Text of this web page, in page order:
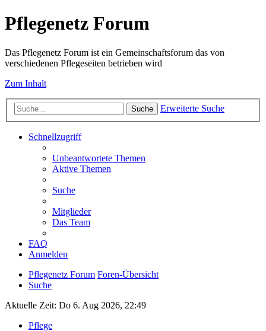
Pflegenetz Forum
Das Pflegenetz Forum ist ein Gemeinschaftsforum das von
verschiedenen Pflegeseiten betrieben wird
Zum Inhalt
Suche Erweiterte Suche
Schnellzugriff
Unbeantwortete Themen
Aktive Themen
Suche
Mitglieder
Das Team
FAQ
Anmelden
Pflegenetz Forum Foren-Übersicht
Suche
Aktuelle Zeit: Do 6. Aug 2026, 22:49
Pflege